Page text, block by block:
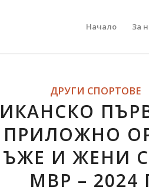
Начало За
ДРУГИ СПОРТОВЕ
И ЖЕНИ
МВР – 2024